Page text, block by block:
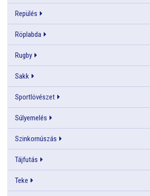
Repülés
Röplabda
Rugby
Sakk
Sportlövészet
Súlyemelés
Szinkornúszás
Tájfutás
Teke